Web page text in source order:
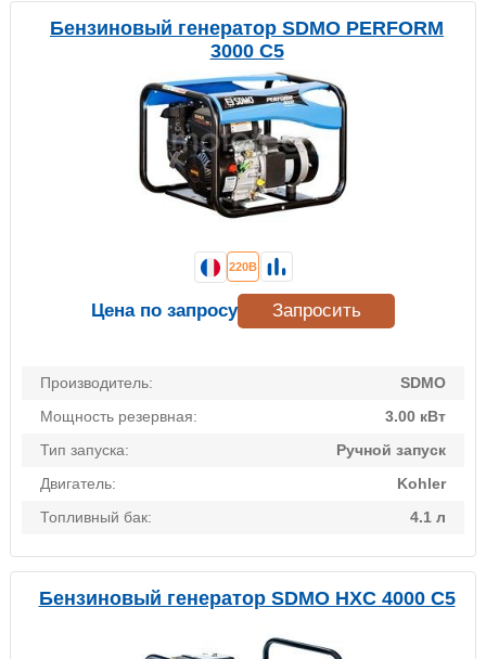
Бензиновый генератор SDMO PERFORM
3000 C5
Производитель:
SDMO
Мощность резервная:
3.00 кВт
Тип запуска:
Ручной запуск
Двигатель:
Kohler
Топливный бак:
4.1 л
220В
Цена по запросу Запросить
Бензиновый генератор SDMO HXC 4000 С5